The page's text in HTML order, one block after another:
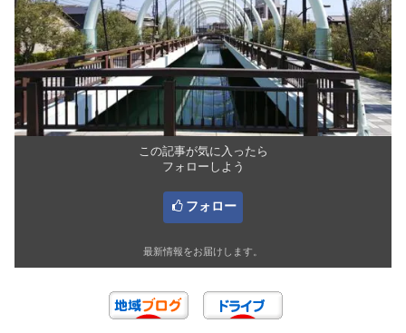
この記事が気に入ったら
フォローしよう
フォロー
最新情報をお届けします。